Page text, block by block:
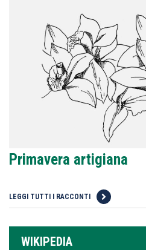
Primavera artigiana
LEGGI TUTTI I RACCONTI
WIKIPEDIA